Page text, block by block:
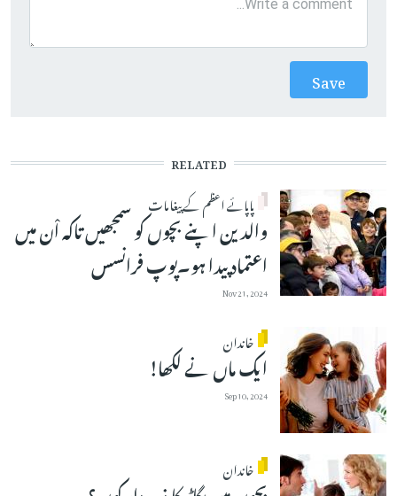
RELATED
پاپائے اعظم کے پیغامات
والدین اپنے بچوں کو سمجھیں تاکہ اْن میں
اعتماد پیدا ہو۔پوپ فرانسس
Nov 21, 2024
خاندان
ایک ماں نے لکھا!
Sep 10, 2024
خاندان